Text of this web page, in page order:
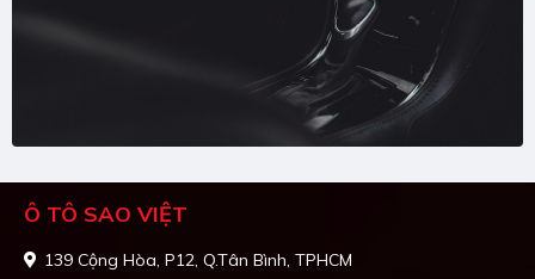
Ô TÔ SAO VIỆT
139 Cộng Hòa, P12, Q.Tân Bình, TPHCM